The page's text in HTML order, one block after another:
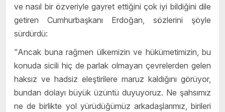
ve nasıl bir özveriyle gayret ettiğini çok iyi bildiğini dile
getiren Cumhurbaşkanı Erdoğan, sözlerini şöyle
sürdürdü:
"Ancak buna rağmen ülkemizin ve hükümetimizin, bu
konuda sicili hiç de parlak olmayan çevrelerden gelen
haksız ve hadsiz eleştirilere maruz kaldığını görüyor,
bundan dolayı büyük üzüntü duyuyoruz. Ne şahsımız
ne de birlikte yol yürüdüğümüz arkadaşlarımız, birileri